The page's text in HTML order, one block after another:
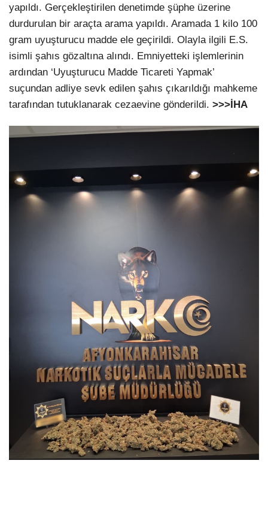
yapıldı. Gerçekleştirilen denetimde şüphe üzerine
durdurulan bir araçta arama yapıldı. Aramada 1 kilo 100
gram uyuşturucu madde ele geçirildi. Olayla ilgili E.S.
isimli şahıs gözaltına alındı. Emniyetteki işlemlerinin
ardından ‘Uyuşturucu Madde Ticareti Yapmak’
suçundan adliye sevk edilen şahıs çıkarıldığı mahkeme
tarafından tutuklanarak cezaevine gönderildi. >>>İHA